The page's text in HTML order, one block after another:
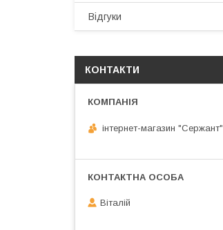
Відгуки
КОНТАКТИ
інтернет-магазин "Сержант"
Віталій